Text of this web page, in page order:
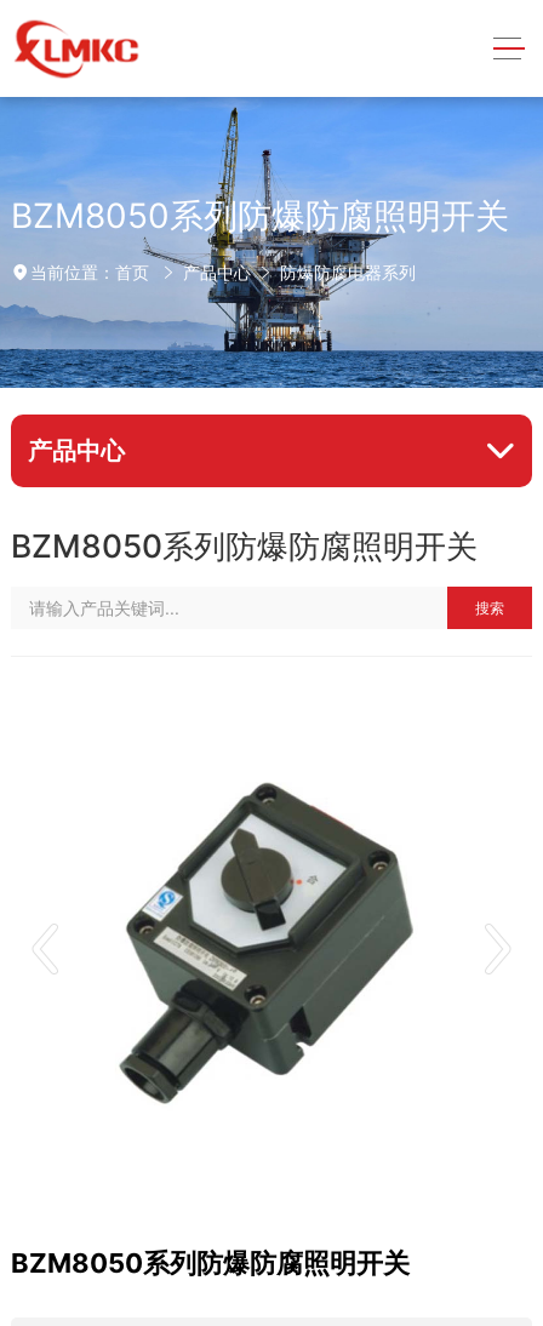
BZM8050系列防爆防腐照明开关
当前位置： 首页 产品中心 防爆防腐电器系列
产品中心
BZM8050系列防爆防腐照明开关
搜索
BZM8050系列防爆防腐照明开关